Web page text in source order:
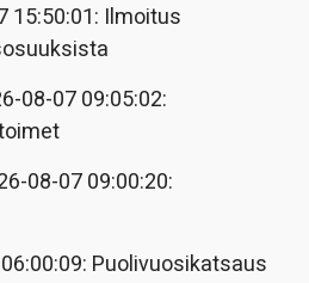
15:50:01: Ilmoitus
08-07 09:05:02:
08-07 09:00:20:
Puolivuosikatsaus